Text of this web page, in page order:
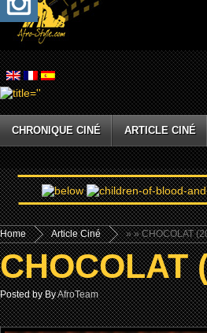
CHRONIQUE CINÉ ARTICLE CINÉ
Home »
Article Ciné » CHOCOLAT
CHOCOLAT
Posted by ByAfroTeam